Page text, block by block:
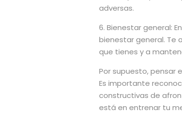
adversas.
6. Bienestar general:
bienestar general. Te
que tienes y a
Por supuesto, pensar
Es importante
constructivas de
está en entrenar tu